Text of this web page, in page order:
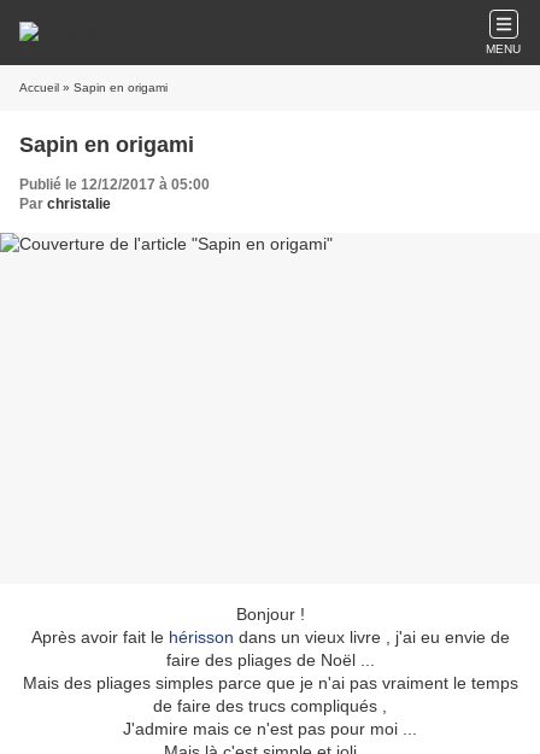
MENU
Accueil » Sapin en origami
Sapin en origami
Publié le 12/12/2017 à 05:00
Par christalie
Bonjour !
Après avoir fait le hérisson dans un vieux livre , j'ai eu envie de
faire des pliages de Noël ...
Mais des pliages simples parce que je n'ai pas vraiment le temps
de faire des trucs compliqués ,
J'admire mais ce n'est pas pour moi ...